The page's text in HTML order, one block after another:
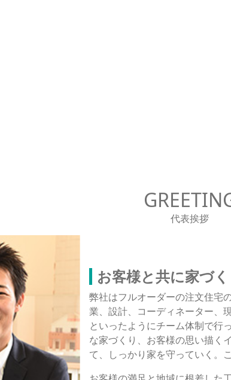
代表挨拶
お客様と共に家づ
弊社はフルオーダーの注文住宅
業、設計、コーディネーター、
といったようにチーム体制で行
な家づくり、お客様の思い描く
て、しっかり家を守っていく。